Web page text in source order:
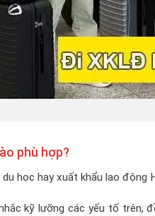
phù hợp?
học hay xuất khẩu lao động
kỹ lưỡng các yếu tố trên,